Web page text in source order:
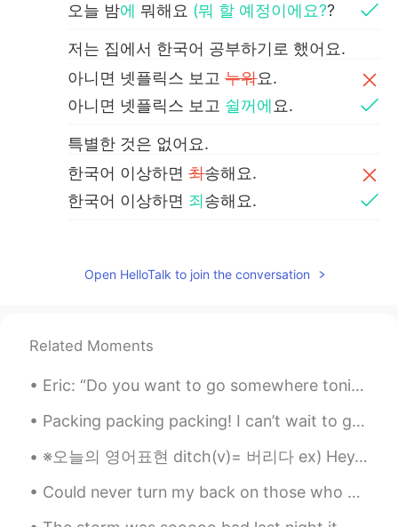
오늘 밤에 뭐해요 (뭐 할 예정이에요??
저는 집에서 한국어 공부하기로 했어요.
아니면 넷플릭스 보고누워요.
아니면 넷플릭스 보고 쉴꺼에 요.
특별한 것은 없어요.
한국어 이상하면최송해요.
한국어 이상하면 죄송해요.
Singingi 2020.10.16 09:12
죄송하다고 말씀하지 않으셔도 돼요!! 전혀
죄송할 일이 아니에요. 그리고 되게 잘 작성
EN
신림이나 서울대입구에서 그냥 돌아다니려
2020.10.16 09:04
Open HelloTalk to join the conversation
Related Moments
Eric: “Do you want to go somewhere tonight?” David: “No, I need to go to bed early.” Eric: “Why?”...
Packing packing packing! I can’t wait to get home and see everyone. Also travel around a with m...
※오늘의 영어표현 ditch(v)= 버리다 ex) Hey, Millie! Why did you ditch me yesterday? I looked for you for aro...
Could never turn my back on those who need help 🙏🏻 Will be sending my friend mask. Love you bro !